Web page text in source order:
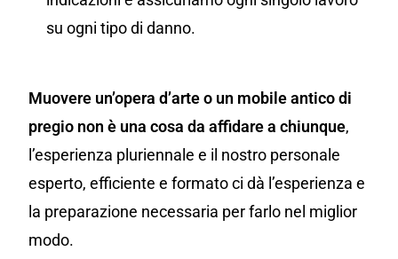
su ogni tipo di danno.
Muovere un’opera d’arte o un mobile antico di
pregio non è una cosa da affidare a chiunque,
l’esperienza pluriennale e il nostro personale
esperto, efficiente e formato ci dà l’esperienza e
la preparazione necessaria per farlo nel miglior
modo.